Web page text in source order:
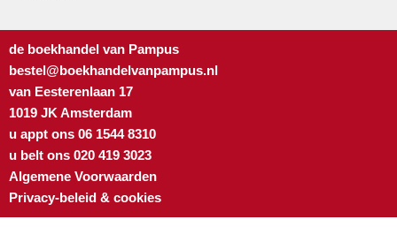
de boekhandel van Pampus
bestel@boekhandelvanpampus.nl
van Eesterenlaan 17
1019 JK Amsterdam
u appt ons 06 1544 8310
u belt ons 020 419 3023
Algemene Voorwaarden
Privacy-beleid & cookies